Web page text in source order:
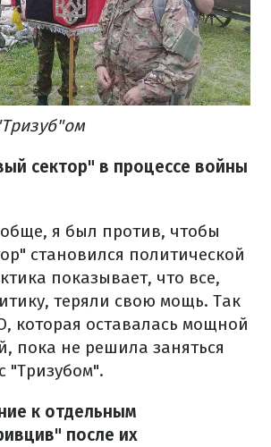
сектор" в процессе войны
я был против, чтобы
становился политической
показывает, что все,
теряли свою мощь. Так
которая оставалась мощной
пока не решила заняться
"Тризубом".
к отдельным
после их